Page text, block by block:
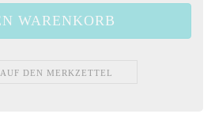
AUF DEN MERKZETTEL